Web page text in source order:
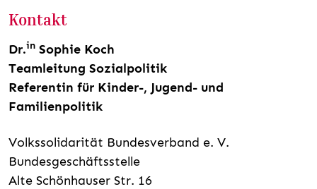
Kontakt
Dr.in Sophie Koch
Teamleitung Sozialpolitik
Referentin für Kinder-, Jugend- und
Familienpolitik
Volkssolidarität Bundesverband e. V.
Bundesgeschäftsstelle
Alte Schönhauser Str. 16